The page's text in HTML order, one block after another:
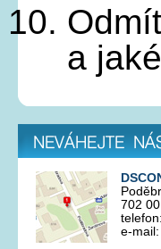
a
Neváhejte nás
702
e-mail: